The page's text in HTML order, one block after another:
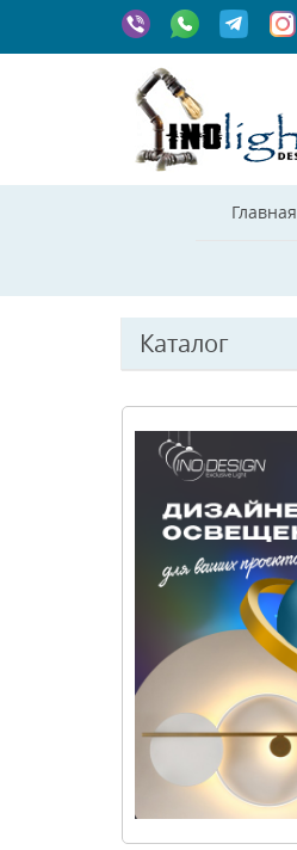
Главная
Каталог